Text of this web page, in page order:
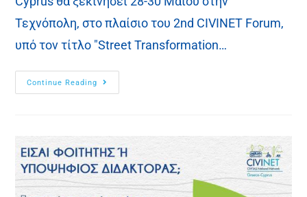
Τεχνόπολη, στο πλαίσιο του 2nd CIVINET Forum,
υπό τον τίτλο "Street Transformation…
Continue Reading